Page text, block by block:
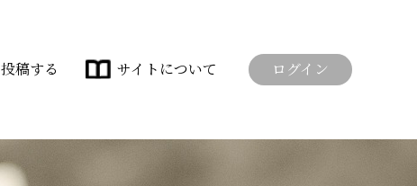
投稿する サイトについて ログイン